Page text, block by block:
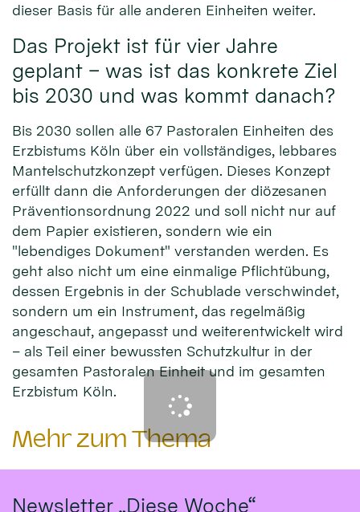
dieser Basis für alle anderen Einheiten weiter.
Das Projekt ist für vier Jahre
geplant – was ist das konkrete Ziel
bis 2030 und was kommt danach?
Bis 2030 sollen alle 67 Pastoralen Einheiten des
Erzbistums Köln über ein vollständiges, lebbares
Mantelschutzkonzept verfügen. Dieses Konzept
erfüllt dann die Anforderungen der diözesanen
Präventionsordnung 2022 und soll nicht nur auf
dem Papier existieren, sondern wie ein
"lebendiges Dokument" verstanden werden. Es
geht also nicht um eine einmalige Pflichtübung,
dessen Ergebnis in der Schublade verschwindet,
sondern um ein Instrument, das regelmäßig
angeschaut, angepasst und weiterentwickelt wird
– als Teil einer bewussten Schutzkultur in der
gesamten Pastoralen Einheit und im gesamten
Erzbistum Köln.
Mehr zum Thema
Newsletter „Diese Woche“